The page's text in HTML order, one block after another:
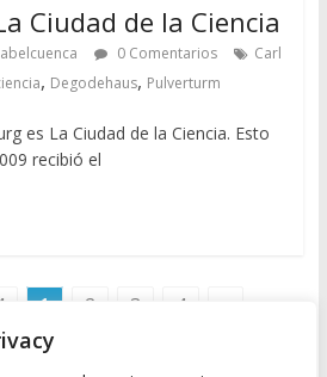
Ciudad de la Ciencia
0 Comentarios
Carl
, Degodehaus, Pulverturm
es La Ciudad de la Ciencia. Esto
recibió el
1 2 3 4